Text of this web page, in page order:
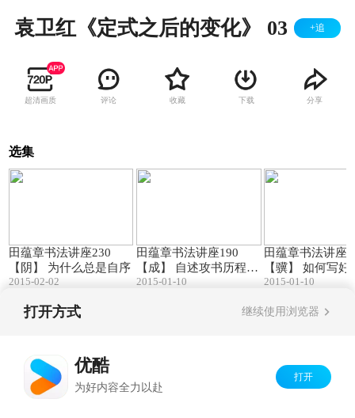
袁卫红《定式之后的变化》 03 +追
超清画质 评论 收藏 下载 分享
选集
田蕴章书法讲座230
【阴】 为什么总是自序
2015-02-02
田蕴章书法讲座190
【成】 自述攻书历程
(一)
2015-01-10
田蕴章书法讲座
【骥】 如何写好
字
2015-01-10
打开方式 继续使用浏览器
优酷
为好内容全力以赴
打开